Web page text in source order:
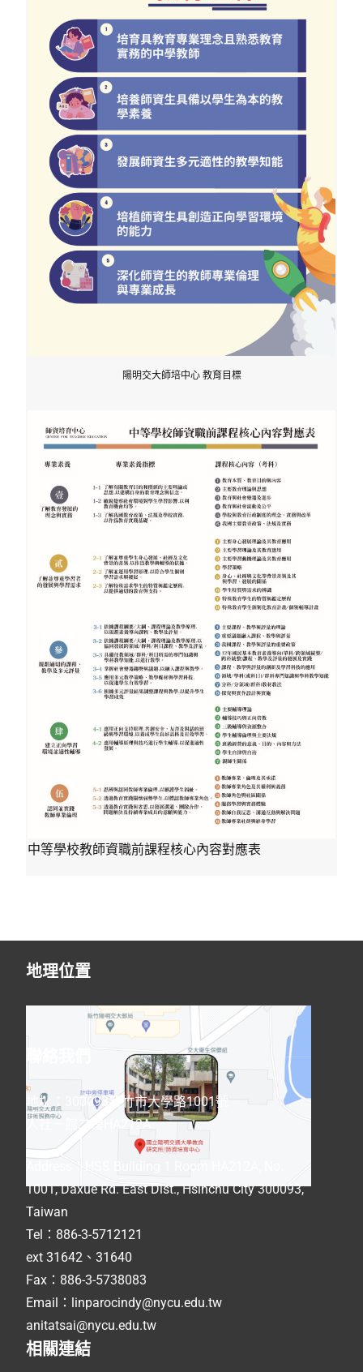
陽明交大師培中心 教育目標
中等學校教師資職前課程核心內容對應表
地理位置
地址：300093新竹市大學路1001號
人社一館二樓HA212A
1001, Daxue Rd. East Dist., Hsinchu City 300093,
Taiwan
Tel：886-3-5712121
ext 31642、31640
Fax：886-3-5738083
Email：linparocindy@nycu.edu.tw
anitatsai@nycu.edu.tw
相關連結